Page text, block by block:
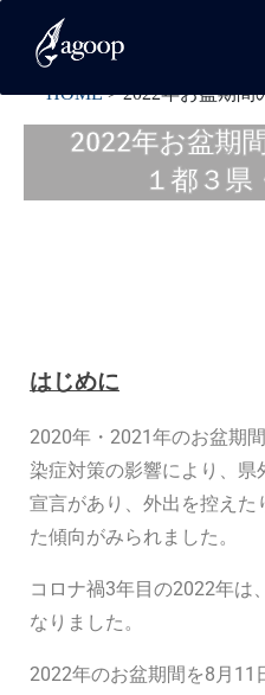
HOME>2022年お盆期間
2022年お盆期
１都３県
はじめに
2020年・2021年のお盆期間
染症対策の影響により、 県
宣言があり、 外出を控えた
た傾向がみられました。
コロナ禍3年目の2022年は、
なりました。
2022年のお盆期間を8月11